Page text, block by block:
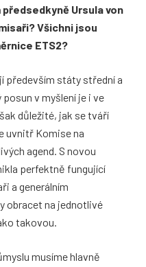
Ursula von
Všichni jsou
ETS2?
především státy střední a
v myšlení je i ve
důležité, jak se tváří
uvnitř Komise na
agend. S novou
perfektně fungující
a generálním
obracet na jednotlivé
takovou.
musíme hlavně